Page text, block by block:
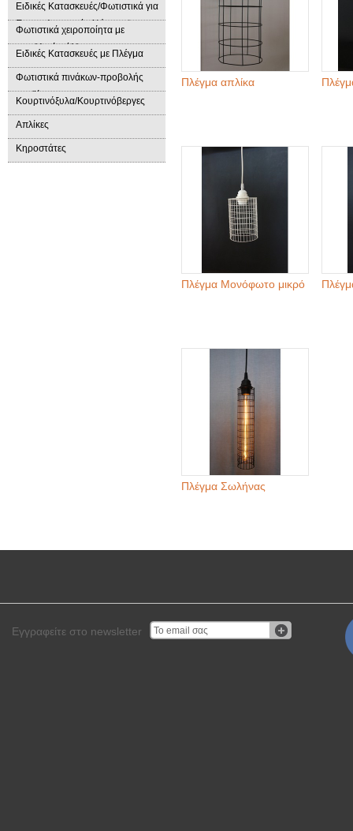
Ειδικές Κατασκευές/Φωτιστικά για
Επαγγελματικούς Χώρους/
Παραδοσιακά Φωτιστικά
Φωτιστικά χειροποίητα με
μεταλλικά φύλλα
Ειδικές Κατασκευές με Πλέγμα
Φωτιστικά πινάκων-προβολής
προϊόντων
Κουρτινόξυλα/Κουρτινόβεργες
Απλίκες
Κηροστάτες
Πλέγμα απλίκα
Πλέγμα Μονόφωτο μικρό
Πλέγμα Σωλήνας
Εγγραφείτε στο newsletter